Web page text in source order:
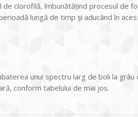
clorofilă, îmbunătăţind procesul de
lungă de timp şi aducând în
unui spectru larg de boli la grâu
conform tabelului de mai jos.